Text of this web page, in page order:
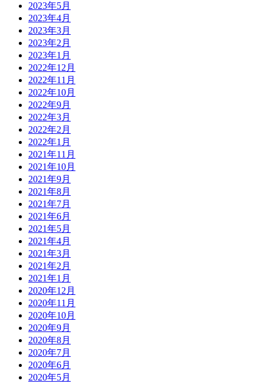
2023年5月
2023年4月
2023年3月
2023年2月
2023年1月
2022年12月
2022年11月
2022年10月
2022年9月
2022年3月
2022年2月
2022年1月
2021年11月
2021年10月
2021年9月
2021年8月
2021年7月
2021年6月
2021年5月
2021年4月
2021年3月
2021年2月
2021年1月
2020年12月
2020年11月
2020年10月
2020年9月
2020年8月
2020年7月
2020年6月
2020年5月